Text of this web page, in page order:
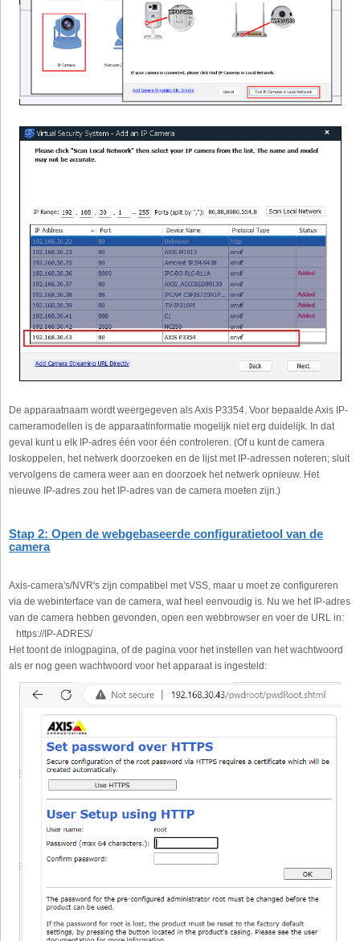
De apparaatnaam wordt weergegeven als Axis P3354. Voor bepaalde Axis IP-
cameramodellen is de apparaatinformatie mogelijk niet erg duidelijk. In dat
geval kunt u elk IP-adres één voor één controleren. (Of u kunt de camera
loskoppelen, het netwerk doorzoeken en de lijst met IP-adressen noteren; sluit
vervolgens de camera weer aan en doorzoek het netwerk opnieuw. Het
nieuwe IP-adres zou het IP-adres van de camera moeten zijn.)
Stap 2: Open de webgebaseerde configuratietool van de
camera
Axis-camera's/NVR's zijn compatibel met VSS, maar u moet ze configureren
via de webinterface van de camera, wat heel eenvoudig is. Nu we het IP-adres
van de camera hebben gevonden, open een webbrowser en voer de URL in:
https://IP-ADRES/
Het toont de inlogpagina, of de pagina voor het instellen van het wachtwoord
als er nog geen wachtwoord voor het apparaat is ingesteld: